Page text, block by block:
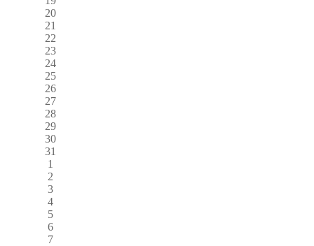
20
21
22
23
24
25
26
27
28
29
30
31
1
2
3
4
5
6
7